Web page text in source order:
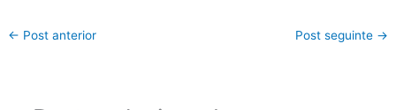
← Post anterior Post seguinte →